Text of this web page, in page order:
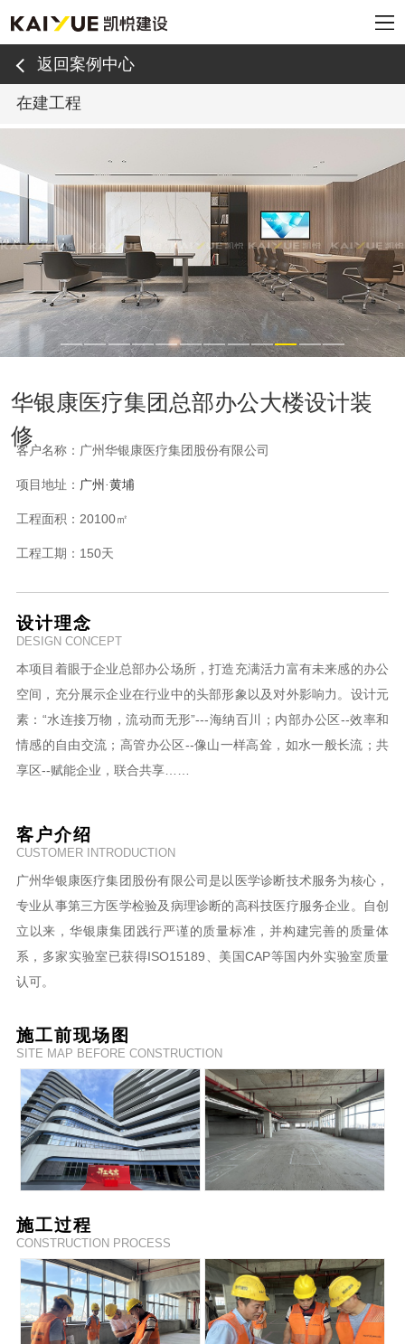
返回案例中心
在建工程
华银康医疗集团总部办公大楼设计装
修
客户名称： 广州华银康医疗集团股份有限公司
项目地址： 广州 ·黄埔
工程面积： 20100㎡
工程工期： 150天
设计理念
DESIGN CONCEPT
本项目着眼于企业总部办公场所，打造充满活力富有未来感的办公
空间，充分展示企业在行业中的头部形象以及对外影响力。设计元
素：“水连接万物，流动而无形”---海纳百川；内部办公区--效率和
情感的自由交流；高管办公区--像山一样高耸，如水一般长流；共
享区--赋能企业，联合共享……
客户介绍
CUSTOMER INTRODUCTION
广州华银康医疗集团股份有限公司是以医学诊断技术服务为核心，
专业从事第三方医学检验及病理诊断的高科技医疗服务企业。自创
立以来，华银康集团践行严谨的质量标准，并构建完善的质量体
系，多家实验室已获得ISO15189、美国CAP等国内外实验室质量
认可。
施工前现场图
SITE MAP BEFORE CONSTRUCTION
施工过程
CONSTRUCTION PROCESS